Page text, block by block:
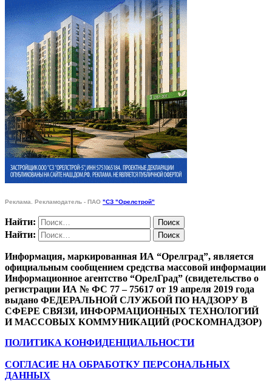
Реклама. Рекламодатель - ПАО "СЗ "Орелстрой"
Найти:
Найти:
Информация, маркированная ИА “Орелград”, является
официальным сообщением средства массовой информации
Информационное агентство “ОрелГрад” (свидетельство о
регистрации ИА № ФС 77 – 75617 от 19 апреля 2019 года
выдано ФЕДЕРАЛЬНОЙ СЛУЖБОЙ ПО НАДЗОРУ В
СФЕРЕ СВЯЗИ, ИНФОРМАЦИОННЫХ ТЕХНОЛОГИЙ
И МАССОВЫХ КОММУНИКАЦИЙ (РОСКОМНАДЗОР)
ПОЛИТИКА КОНФИДЕНЦИАЛЬНОСТИ
СОГЛАСИЕ НА ОБРАБОТКУ ПЕРСОНАЛЬНЫХ
ДАННЫХ